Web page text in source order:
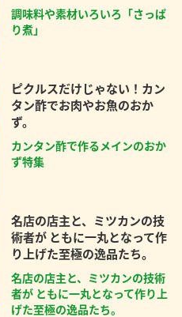
調味料や素材いろいろ「さっぱ
り煮」
ピクルスだけじゃない！カン
タン酢でお肉やお魚のおか
ず。
カンタン酢で作るメインのおか
ず特集
名店の店主と、ミツカンの技
術者が ともに一丸となって作
り上げた至極の逸品たち。
名店の店主と、ミツカンの技術
者が ともに一丸となって作り上
げた至極の逸品たち。